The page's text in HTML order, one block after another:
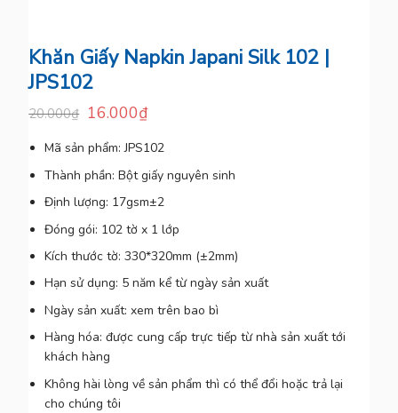
Khăn Giấy Napkin Japani Silk 102 |
JPS102
20.000₫ 16.000₫
Mã sản phẩm: JPS102
Thành phần: Bột giấy nguyên sinh
Định lượng: 17gsm±2
Đóng gói: 102 tờ x 1 lớp
Kích thước tờ: 330*320mm (±2mm)
Hạn sử dụng: 5 năm kể từ ngày sản xuất
Ngày sản xuất: xem trên bao bì
Hàng hóa:được cung cấp trực tiếp từ nhà sản xuất tới
khách hàng
Không hài lòng về sản phẩm thì có thể đổi hoặc trả lại
cho chúng tôi